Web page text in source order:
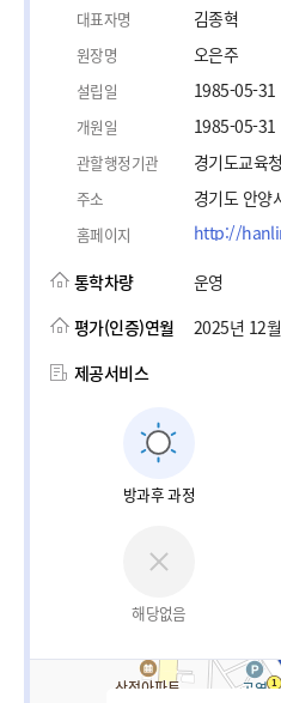
대표자명 김종혁
원장명 오은주
설립일 1985-05-31
개원일 1985-05-31
관할행정기관 경기도교육
주소 경기도 안양
홈페이지
통학차량
운영
평가(인증)연월
2025년 12월
제공서비스
방과후 과정
해당없음